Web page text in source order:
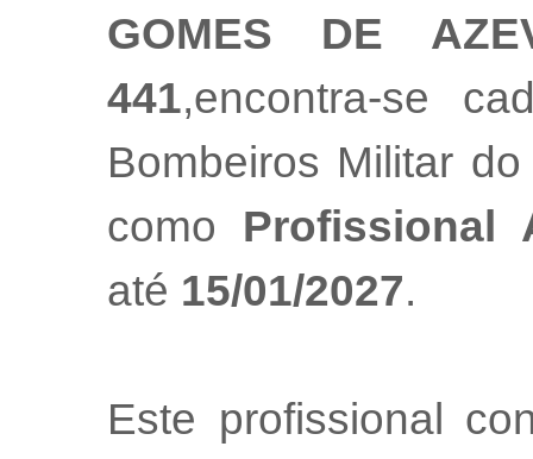
GOMES DE
441,encontra-se
Bombeiros Militar
como Profissional
até 15/01/2027.
Este profissional